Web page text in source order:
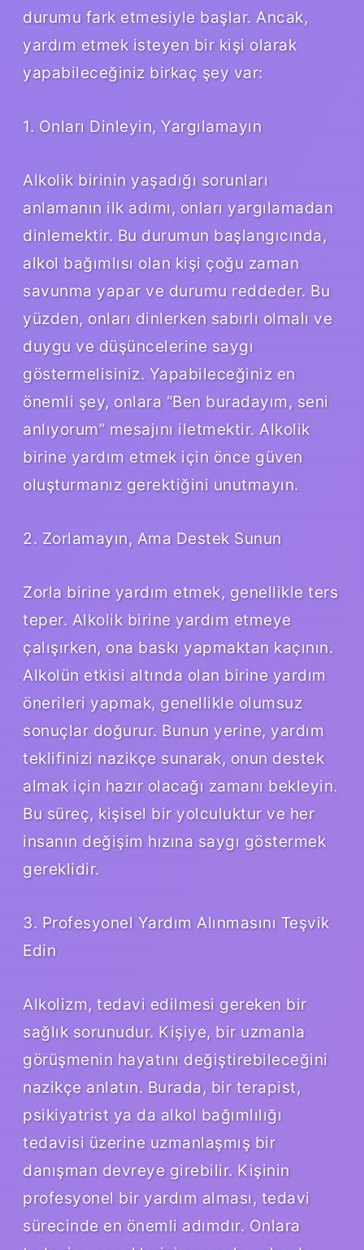
durumu fark etmesiyle başlar. Ancak,
yardım etmek isteyen bir kişi olarak
yapabileceğiniz birkaç şey var:
1. Onları Dinleyin, Yargılamayın
Alkolik birinin yaşadığı sorunları
anlamanın ilk adımı, onları yargılamadan
dinlemektir. Bu durumun başlangıcında,
alkol bağımlısı olan kişi çoğu zaman
savunma yapar ve durumu reddeder. Bu
yüzden, onları dinlerken sabırlı olmalı ve
duygu ve düşüncelerine saygı
göstermelisiniz. Yapabileceğiniz en
önemli şey, onlara “Ben buradayım, seni
anlıyorum” mesajını iletmektir. Alkolik
birine yardım etmek için önce güven
oluşturmanız gerektiğini unutmayın.
2. Zorlamayın, Ama Destek Sunun
Zorla birine yardım etmek, genellikle ters
teper. Alkolik birine yardım etmeye
çalışırken, ona baskı yapmaktan kaçının.
Alkolün etkisi altında olan birine yardım
önerileri yapmak, genellikle olumsuz
sonuçlar doğurur. Bunun yerine, yardım
teklifinizi nazikçe sunarak, onun destek
almak için hazır olacağı zamanı bekleyin.
Bu süreç, kişisel bir yolculuktur ve her
insanın değişim hızına saygı göstermek
gereklidir.
3. Profesyonel Yardım Alınmasını Teşvik
Edin
Alkolizm, tedavi edilmesi gereken bir
sağlık sorunudur. Kişiye, bir uzmanla
görüşmenin hayatını değiştirebileceğini
nazikçe anlatın. Burada, bir terapist,
psikiyatrist ya da alkol bağımlılığı
tedavisi üzerine uzmanlaşmış bir
danışman devreye girebilir. Kişinin
profesyonel bir yardım alması, tedavi
sürecinde en önemli adımdır. Onlara